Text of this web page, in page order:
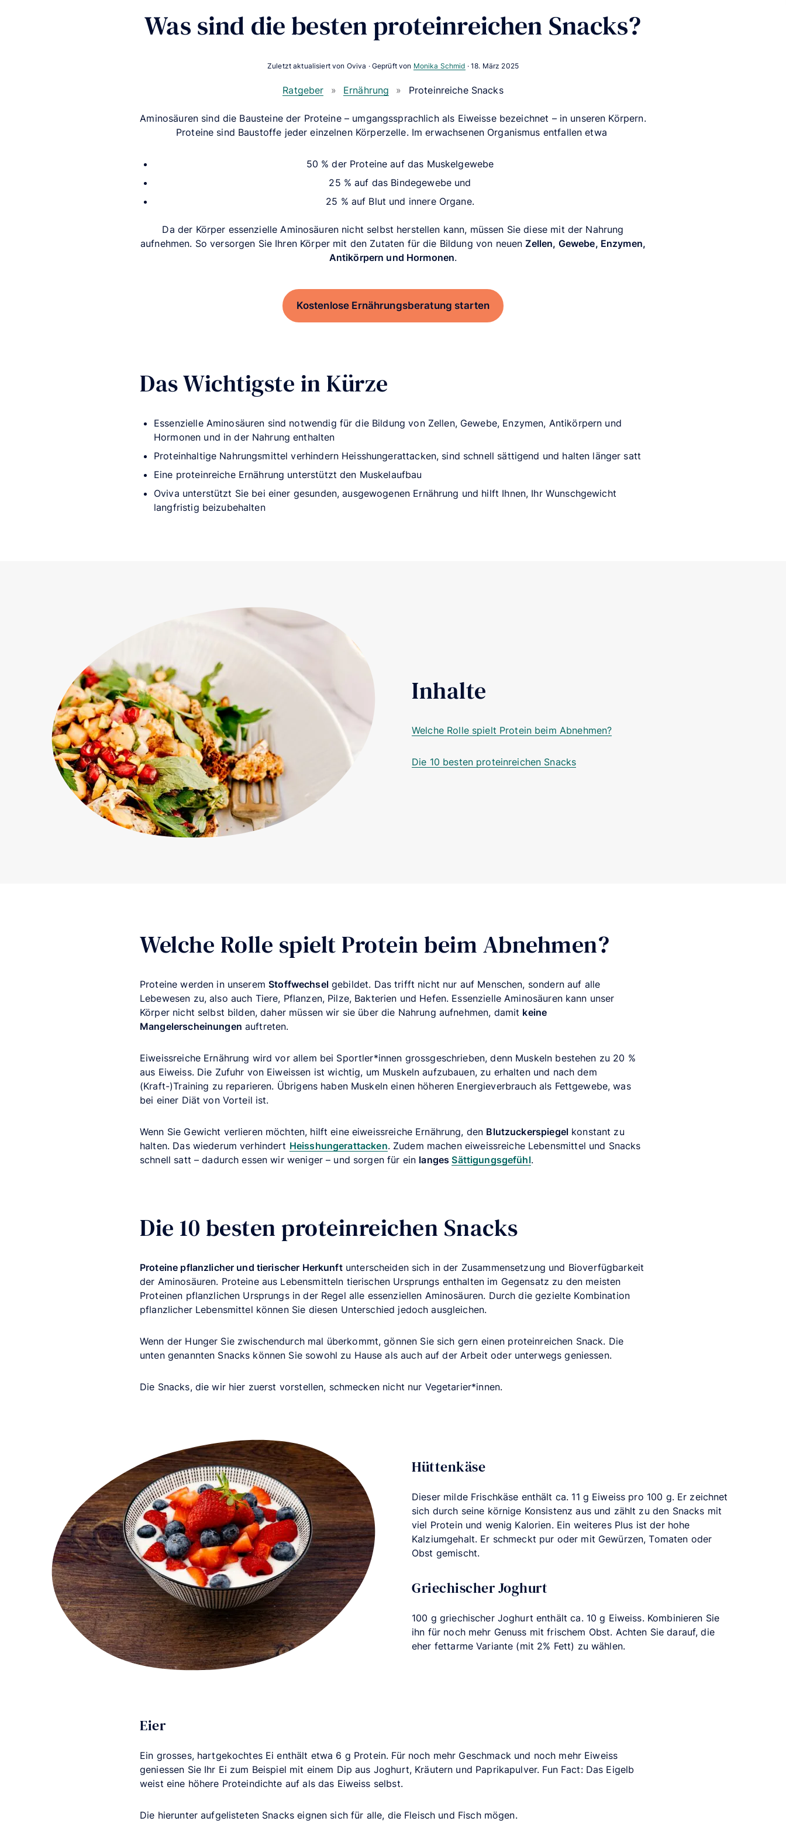
Was sind die besten proteinreichen Snacks?
Zuletzt aktualisiert von Oviva · Geprüft von Monika Schmid ·18. März 2025
Ratgeber » Ernährung » Proteinreiche Snacks
Aminosäuren sind die Bausteine der Proteine – umgangssprachlich als Eiweisse bezeichnet – in unseren Körpern.
Proteine sind Baustoffe jeder einzelnen Körperzelle. Im erwachsenen Organismus entfallen etwa
50 % der Proteine auf das Muskelgewebe
25 % auf das Bindegewebe und
25 % auf Blut und innere Organe.
Da der Körper essenzielle Aminosäuren nicht selbst herstellen kann, müssen Sie diese mit der Nahrung
aufnehmen. So versorgen Sie Ihren Körper mit den Zutaten für die Bildung von neuenZellen, Gewebe, Enzymen,
Antikörpern und Hormonen.
Kostenlose Ernährungsberatung starten
Das Wichtigste in Kürze
Essenzielle Aminosäuren sind notwendig für die Bildung von Zellen, Gewebe, Enzymen, Antikörpern und
Hormonen und in der Nahrung enthalten
Proteinhaltige Nahrungsmittel verhindern Heisshungerattacken, sind schnell sättigend und halten länger satt
Eine proteinreiche Ernährung unterstützt den Muskelaufbau
Oviva unterstützt Sie bei einer gesunden, ausgewogenen Ernährung und hilft Ihnen, Ihr Wunschgewicht
langfristig beizubehalten
Inhalte
Welche Rolle spielt Protein beim Abnehmen?
Die 10 besten proteinreichen Snacks
Welche Rolle spielt Protein beim Abnehmen?
Proteine werden in unseremStoffwechselgebildet. Das trifft nicht nur auf Menschen, sondern auf alle
Lebewesen zu, also auch Tiere, Pflanzen, Pilze, Bakterien und Hefen. Essenzielle Aminosäuren kann unser
Körper nicht selbst bilden, daher müssen wir sie über die Nahrung aufnehmen, damit keine
Mangelerscheinungen auftreten.
Eiweissreiche Ernährung wird vor allem bei Sportler*innen grossgeschrieben, denn Muskeln bestehen zu 20 %
aus Eiweiss. Die Zufuhr von Eiweissen ist wichtig, um Muskeln aufzubauen, zu erhalten und nach dem
(Kraft-)Training zu reparieren. Übrigens haben Muskeln einen höheren Energieverbrauch als Fettgewebe, was
bei einer Diät von Vorteil ist.
Wenn Sie Gewicht verlieren möchten, hilft eine eiweissreiche Ernährung, den Blutzuckerspiegelkonstant zu
halten. Das wiederum verhindert Heisshungerattacken. Zudem machen eiweissreiche Lebensmittel und Snacks
schnell satt – dadurch essen wir weniger – und sorgen für ein langesSättigungsgefühl.
Die 10 besten proteinreichen Snacks
Proteine pflanzlicher und tierischer Herkunftunterscheiden sich in der Zusammensetzung und Bioverfügbarkeit
der Aminosäuren. Proteine aus Lebensmitteln tierischen Ursprungs enthalten im Gegensatz zu den meisten
Proteinen pflanzlichen Ursprungs in der Regel alle essenziellen Aminosäuren. Durch die gezielte Kombination
pflanzlicher Lebensmittel können Sie diesen Unterschied jedoch ausgleichen.
Wenn der Hunger Sie zwischendurch mal überkommt, gönnen Sie sich gern einen proteinreichen Snack. Die
unten genannten Snacks können Sie sowohl zu Hause als auch auf der Arbeit oder unterwegs geniessen.
Die Snacks, die wir hier zuerst vorstellen, schmecken nicht nur Vegetarier*innen.
Hüttenkäse
Dieser milde Frischkäse enthält ca. 11 g Eiweiss pro 100 g. Er zeichnet
sich durch seine körnige Konsistenz aus und zählt zu den Snacks mit
viel Protein und wenig Kalorien. Ein weiteres Plus ist der hohe
Kalziumgehalt. Er schmeckt pur oder mit Gewürzen, Tomaten oder
Obst gemischt.
Griechischer Joghurt
100 g griechischer Joghurt enthält ca. 10 g Eiweiss. Kombinieren Sie
ihn für noch mehr Genuss mit frischem Obst. Achten Sie darauf, die
eher fettarme Variante (mit 2% Fett) zu wählen.
Eier
Ein grosses, hartgekochtes Ei enthält etwa 6 g Protein. Für noch mehr Geschmack und noch mehr Eiweiss
geniessen Sie Ihr Ei zum Beispiel mit einem Dip aus Joghurt, Kräutern und Paprikapulver. Fun Fact: Das Eigelb
weist eine höhere Proteindichte auf als das Eiweiss selbst.
Die hierunter aufgelisteten Snacks eignen sich für alle, die Fleisch und Fisch mögen.